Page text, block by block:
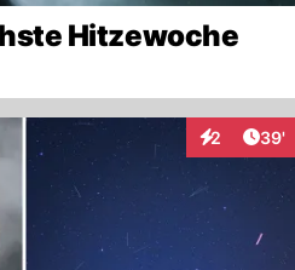
Hitzewoche
2 39'